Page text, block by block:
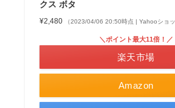
クス ボタ
¥2,480 （2023/04/06 20:50時点 | Yahooショッ
Amazon
＼ポイント最大11倍！／
楽天市場